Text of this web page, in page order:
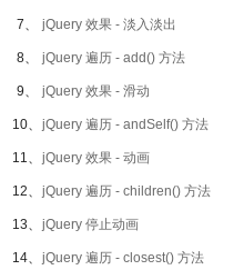
7、 jQuery 效果 - 淡入淡出
8、 jQuery 遍历 - add() 方法
9、 jQuery 效果 - 滑动
10、 jQuery 遍历 - andSelf() 方法
11、 jQuery 效果 - 动画
12、 jQuery 遍历 - children() 方法
13、 jQuery 停止动画
14、 jQuery 遍历 - closest() 方法